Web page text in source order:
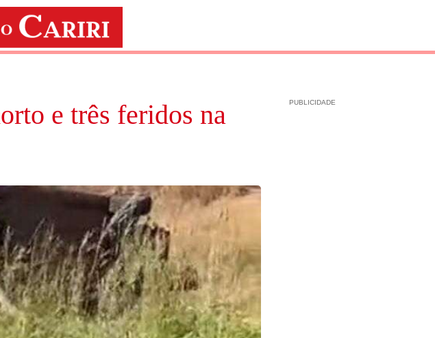
e três feridos na
PUBLICIDADE